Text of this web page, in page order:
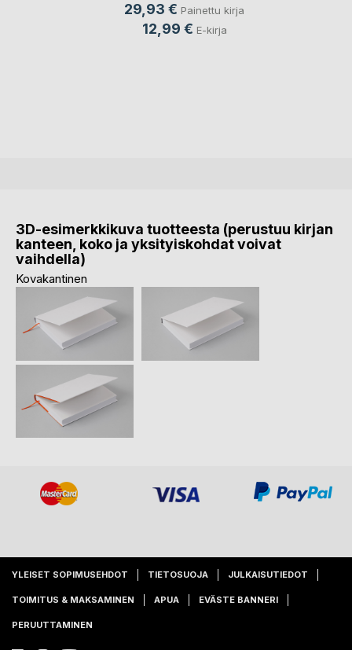
29,93 € Painettu kirja
12,99 € E-kirja
3D-esimerkkikuva tuotteesta (perustuu kirjan
kanteen, koko ja yksityiskohdat voivat
vaihdella)
Kovakantinen
YLEISET SOPIMUSEHDOT TIETOSUOJA JULKAISUTIEDOT
TOIMITUS & MAKSAMINEN APUA EVÄSTE BANNERI
PERUUTTAMINEN